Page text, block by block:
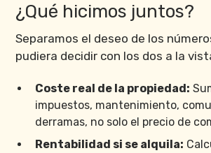
¿Qué hicimos juntos?
Separamos el deseo de los
pudiera decidir con los dos a la
Coste real de la propiedad:
impuestos, mantenimiento,
derramas, no solo el precio de
Rentabilidad si se alquila: